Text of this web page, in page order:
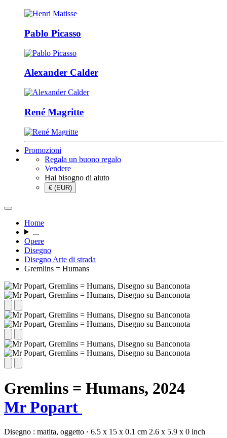
Pablo Picasso
Alexander Calder
René Magritte
Promozioni
Regala un buono regalo
Vendere
Hai bisogno di aiuto
€ (EUR)
Home
...
Opere
Disegno
Disegno Arte di strada
Gremlins = Humans
Gremlins = Humans, 2024
Mr Popart
Disegno : matita, oggetto · 6.5 x 15 x 0.1 cm 2.6 x 5.9 x 0 inch